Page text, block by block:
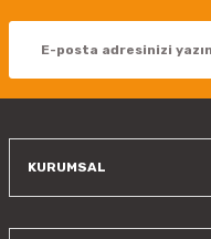
Ürün bilgilerinde hatalar
KURUMSAL